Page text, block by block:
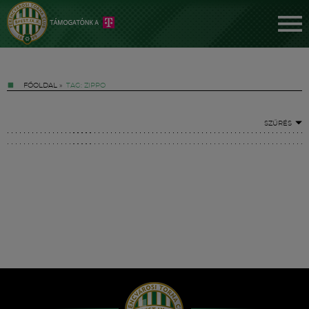
FŐOLDAL » TAG: ZIPPO
SZŰRÉS
Hírek